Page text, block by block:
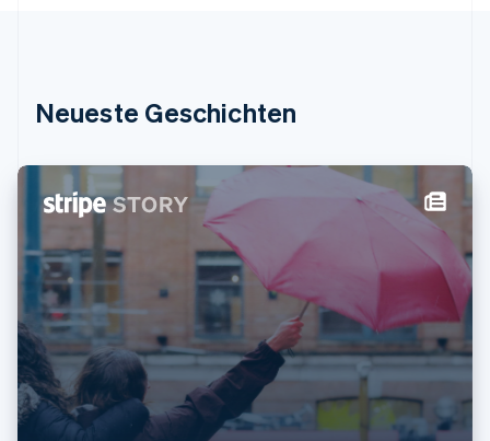
Neueste Geschichten
English
English
Luxemburg
FrançaisDeutsch English
Malaysia
English 简体中文
Malta
English
Mexiko
Español English
Neuseeland
English